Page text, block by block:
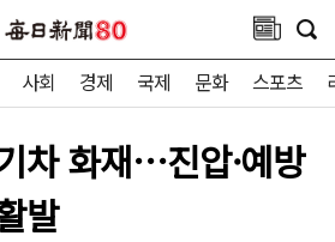
사회 경제 국제 문화 스포츠
차 화재…진압·예방
발